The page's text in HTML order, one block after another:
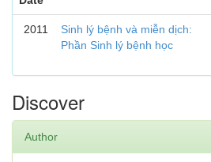
2011
Sinh lý bệnh và miễn dịch:
Phần Sinh lý bệnh học
Discover
Author